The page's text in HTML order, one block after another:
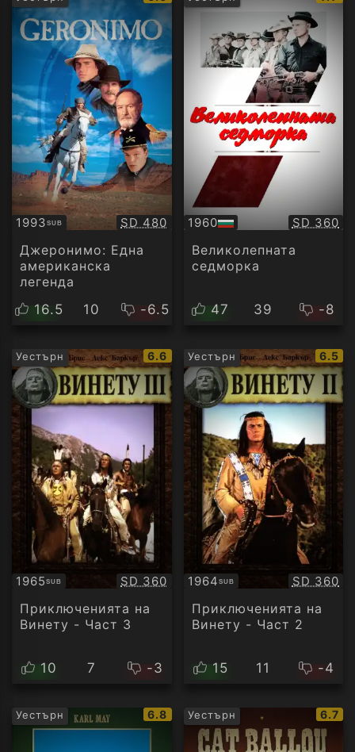
рейтинг:
1993SUB
Субтитри Качество:
SD 480
Джеронимо: Една
американска
легенда
16.5
10 -6.5
1960
БГ
аудио
SD 360
Великолепната
седморка
47 39 -8
Уестърн
IMDb
рейтинг:
6.6
1965SUB
Субтитри Качество:
SD 360
Приключенията на
Винету - Част 3
10 7 -3
Уестърн
IMDb
6.5
1964SUB
Субтитри SD 360
Приключенията на
Винету - Част 2
15 11 -4
Уестърн
IMDb
рейтинг:
6.8 Уестърн
IMDb
6.7